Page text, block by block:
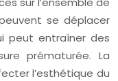
se déplacer
peut entraîner des
prématurée. La
l’esthétique du